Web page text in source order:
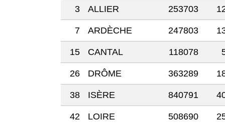
3 ALLIER 253703
7 ARDÈCHE 247803
15 CANTAL 118078
26 DRÔME 363289
38 ISÈRE 840791
42 LOIRE 508690